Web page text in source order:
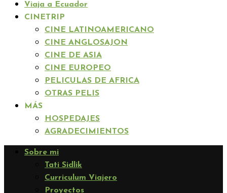
Viaja a Ecuador
CINETRIP
CINE LATINOAMERICANO
CINE ANGLOSAJON
CINE DE ASIA
CINE EUROPEO
PELICULAS DE AFRICA
OTRAS PELIS
MÁS
HOSPEDAJES
AGRADECIMIENTOS
Sobre mi
Tati Sidlik
Curriculum Viajero
Proyectos